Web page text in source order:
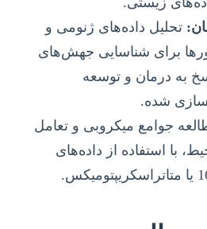
تحلیل داده‌های ژنومی و
برای شناسایی جهش‌های
به درمان و توسعه
شده.
جوامع میکروبی و تعامل
با استفاده از داده‌های